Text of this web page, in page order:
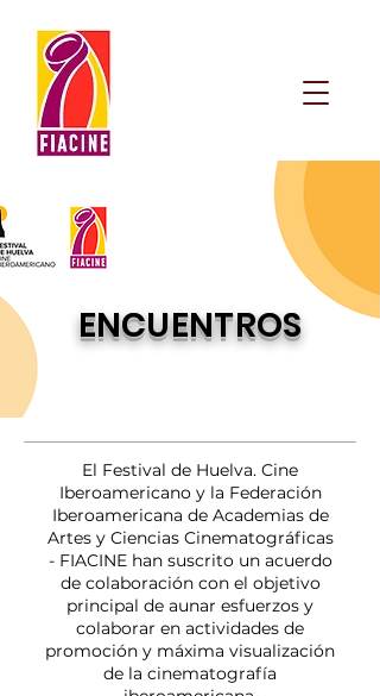
ENCUENTROS
El Festival de Huelva. Cine
Iberoamericano y la Federación
Iberoamericana de Academias de
Artes y Ciencias Cinematográficas
- FIACINE han suscrito un acuerdo
de colaboración con el objetivo
principal de aunar esfuerzos y
colaborar en actividades de
promoción y máxima visualización
de la cinematografía